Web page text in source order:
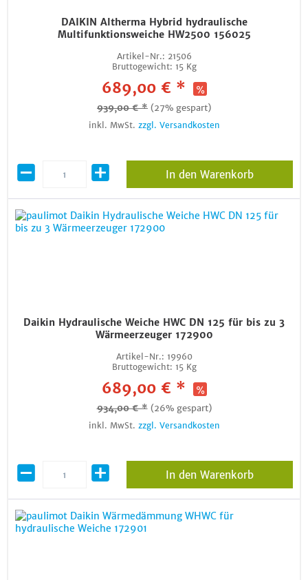
DAIKIN Altherma Hybrid hydraulische
Multifunktionsweiche HW2500 156025
Artikel-Nr.: 21506
Bruttogewicht: 15 Kg
689,00 € *
939,00 € * (27% gespart)
inkl. MwSt. zzgl. Versandkosten
In den Warenkorb
Daikin Hydraulische Weiche HWC DN 125 für bis zu 3
Wärmeerzeuger 172900
Artikel-Nr.: 19960
Bruttogewicht: 15 Kg
689,00 € *
934,00 € * (26% gespart)
inkl. MwSt. zzgl. Versandkosten
In den Warenkorb